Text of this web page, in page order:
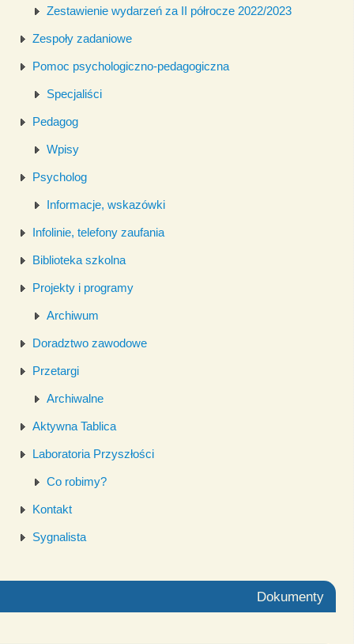
Zestawienie wydarzeń za II półrocze 2022/2023
Zespoły zadaniowe
Pomoc psychologiczno-pedagogiczna
Specjaliści
Pedagog
Wpisy
Psycholog
Informacje, wskazówki
Infolinie, telefony zaufania
Biblioteka szkolna
Projekty i programy
Archiwum
Doradztwo zawodowe
Przetargi
Archiwalne
Aktywna Tablica
Laboratoria Przyszłości
Co robimy?
Kontakt
Sygnalista
Dokumenty